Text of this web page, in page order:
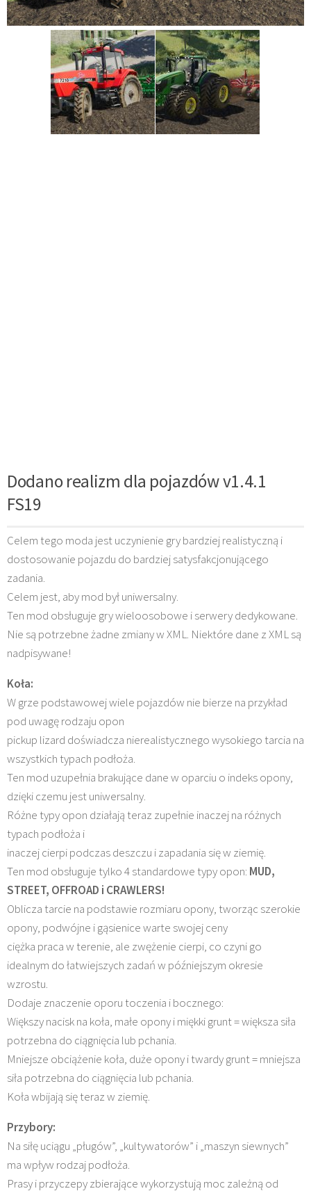
Dodano realizm dla pojazdów v1.4.1
FS19
Celem tego moda jest uczynienie gry bardziej realistyczną i
dostosowanie pojazdu do bardziej satysfakcjonującego
zadania.
Celem jest, aby mod był uniwersalny.
Ten mod obsługuje gry wieloosobowe i serwery dedykowane.
Nie są potrzebne żadne zmiany w XML. Niektóre dane z XML są
nadpisywane!
Koła:
W grze podstawowej wiele pojazdów nie bierze na przykład
pod uwagę rodzaju opon
pickup lizard doświadcza nierealistycznego wysokiego tarcia na
wszystkich typach podłoża.
Ten mod uzupełnia brakujące dane w oparciu o indeks opony,
dzięki czemu jest uniwersalny.
Różne typy opon działają teraz zupełnie inaczej na różnych
typach podłoża i
inaczej cierpi podczas deszczu i zapadania się w ziemię.
Ten mod obsługuje tylko 4 standardowe typy opon: MUD,
STREET, OFFROAD i CRAWLERS!
Oblicza tarcie na podstawie rozmiaru opony, tworząc szerokie
opony, podwójne i gąsienice warte swojej ceny
ciężka praca w terenie, ale zwężenie cierpi, co czyni go
idealnym do łatwiejszych zadań w późniejszym okresie
wzrostu.
Dodaje znaczenie oporu toczenia i bocznego:
Większy nacisk na koła, małe opony i miękki grunt = większa siła
potrzebna do ciągnięcia lub pchania.
Mniejsze obciążenie koła, duże opony i twardy grunt = mniejsza
siła potrzebna do ciągnięcia lub pchania.
Koła wbijają się teraz w ziemię.
Przybory:
Na siłę uciągu „pługów”, „kultywatorów” i „maszyn siewnych”
ma wpływ rodzaj podłoża.
Prasy i przyczepy zbierające wykorzystują moc zależną od